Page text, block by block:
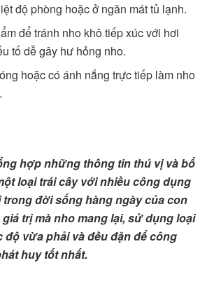
độ phòng hoặc ở ngăn mát tủ lạnh.
để tránh nho khô tiếp xúc với hơi
tố dễ gây hư hỏng nho.
hoặc có ánh nắng trực tiếp làm nho
hợp những thông tin thú vị và bổ
loại trái cây với nhiều công dụng
đời sống hàng ngày của con
trị mà nho mang lại, sử dụng loại
độ vừa phải và đều đặn để công
huy tốt nhất.